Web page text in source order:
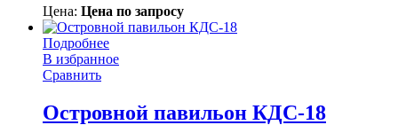
Цена: Цена по запросу
Подробнее
В избранное
Сравнить
Островной павильон КДС-18